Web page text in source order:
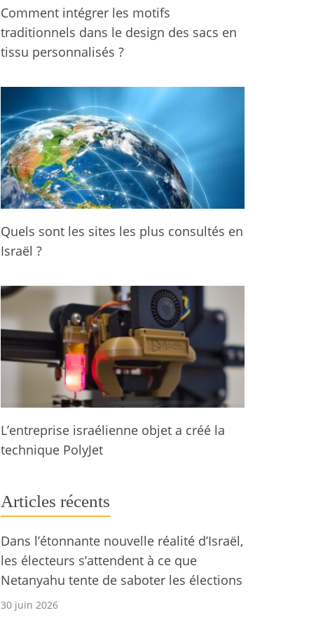
Comment intégrer les motifs
traditionnels dans le design des sacs en
tissu personnalisés ?
Quels sont les sites les plus consultés en
Israël ?
L’entreprise israélienne objet a créé la
technique PolyJet
Articles récents
Dans l’étonnante nouvelle réalité d’Israël,
les électeurs s’attendent à ce que
Netanyahu tente de saboter les élections
30 juin 2026